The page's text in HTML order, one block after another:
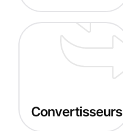
Convertisseurs